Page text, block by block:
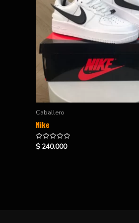
Caballero
Nike
Valorado
en
$ 240.000